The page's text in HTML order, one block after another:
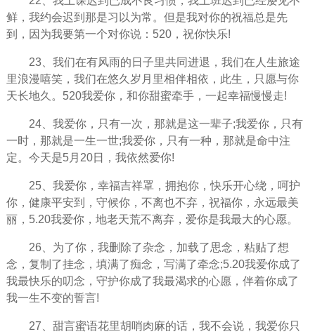
鲜，我约会迟到那是习以为常。但是我对你的祝福总是先
到，因为我要第一个对你说：520，祝你快乐!
23、我们在有风雨的日子里共同进退，我们在人生旅途
里浪漫嘻笑，我们在悠久岁月里相伴相依，此生，只愿与你
天长地久。520我爱你，和你甜蜜牵手，一起幸福慢慢走!
24、我爱你，只有一次，那就是这一辈子;我爱你，只有
一时，那就是一生一世;我爱你，只有一种，那就是命中注
定。今天是5月20日，我依然爱你!
25、我爱你，幸福吉祥罩，拥抱你，快乐开心绕，呵护
你，健康平安到，守候你，不离也不弃，祝福你，永远最美
丽，5.20我爱你，地老天荒不离弃，爱你是我最大的心愿。
26、为了你，我删除了杂念，加载了思念，粘贴了想
念，复制了挂念，填满了痴念，写满了牵念;5.20我爱你成了
我最快乐的叨念，守护你成了我最渴求的心愿，伴着你成了
我一生不变的誓言!
27、甜言蜜语花里胡哨肉麻的话，我不会说，我爱你只